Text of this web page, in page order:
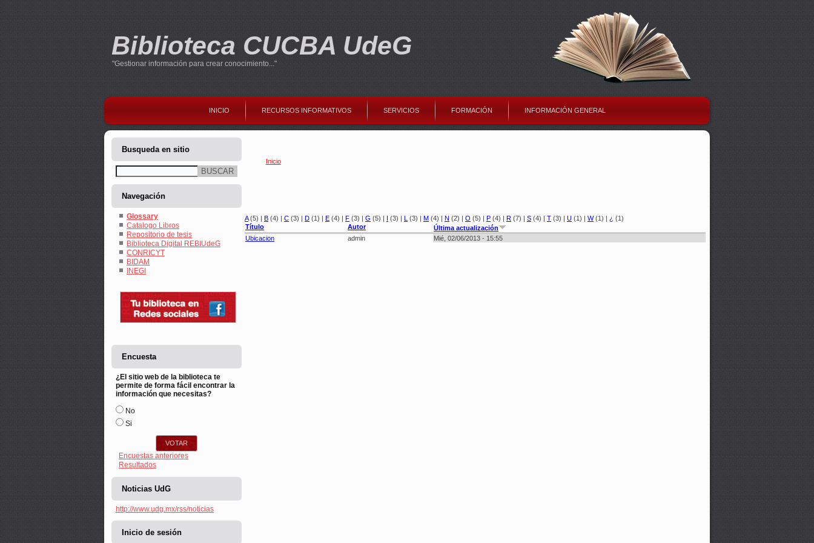
Biblioteca CUCBA UdeG
"Gestionar información para crear conocimiento..."
INICIO RECURSOS INFORMATIVOS SERVICIOS FORMACIÓN INFORMACIÓN GENERAL
Busqueda en sitio
Buscar
Navegación
Glossary
Catalogo Libros
Repositorio de tesis
Biblioteca Digital REBIUdeG
CONRICYT
BIDAM
INEGI
Encuesta
¿El sitio web de la biblioteca te
permite de forma fácil encontrar la
información que necesitas?
Opciones
No
Si
Encuestas anteriores
Resultados
Noticias UdG
http://www.udg.mx/rss/noticias
Inicio de sesión
Inicio
A(5) | B (4) | C (3) | D (1) | E (4) | F (3) | G (5) | I (3) | L (3) | M (4) | N (2) | O (5) | P (4) | R (7) | S (4) | T (3) | U (1) | W(1) | ¿ (1)
Título
Autor
Última actualización
Ubicacion
admin Mié, 02/06/2013 - 15:55